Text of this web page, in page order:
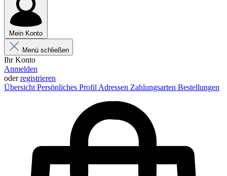
Mein Konto
Menü schließen
Ihr Konto
Anmelden
oderregistrieren
Übersicht Persönliches Profil Adressen Zahlungsarten Bestellungen